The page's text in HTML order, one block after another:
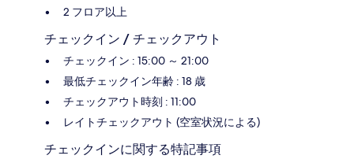
2 フロア以上
チェックイン / チェックアウト
チェックイン : 15:00 ～ 21:00
最低チェックイン年齢 : 18 歳
チェックアウト時刻 : 11:00
レイトチェックアウト (空室状況による)
チェックインに関する特記事項